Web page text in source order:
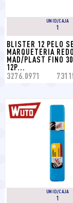
UNID/CAJA
1
BLISTER 12 PELO
MARQUETERIA
MAD/PLAST FINO
12P...
3276.0971
UNID/CAJA
1